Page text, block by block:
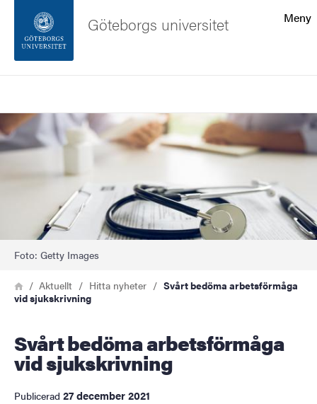
Sidfoten
Om webbplatsen
Meny
Göteborgs universitet
Bild
Foto: Getty Images
Länkstig
HemAktuellt Hitta nyheter
Svårt bedöma arbetsförmåga
vid sjukskrivning
Svårt bedöma arbetsförmåga
vid sjukskrivning
Publicerad 27 december 2021